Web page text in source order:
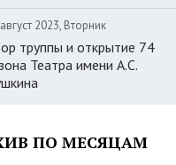
2023, Вторник
труппы и открытие 74
Театра имени А.С.
ПО МЕСЯЦАМ